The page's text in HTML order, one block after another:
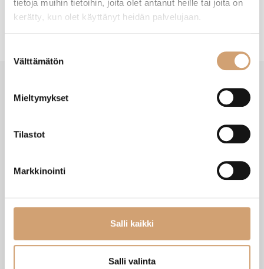
tietoja muihin tietoihin, joita olet antanut heille tai joita on
kerätty, kun olet käyttänyt heidän palvelujaan.
valinta
Välttämätön
Mieltymykset
Tilastot
Markkinointi
Salli kaikki
Salli valinta